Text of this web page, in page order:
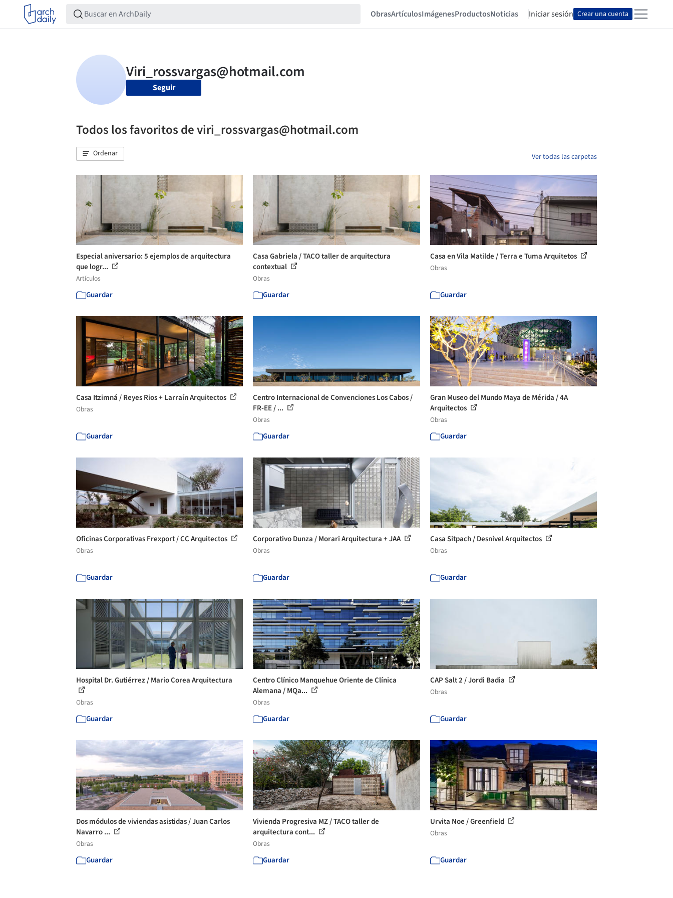
ObrasArtículosImágenesProductosNoticias Iniciar sesión Crear una cuenta
Seguir
Todos los favoritos de viri_rossvargas@hotmail.com
Ordenar Ver todas las carpetas
Especial aniversario: 5 ejemplos de arquitectura
que logr...
Artículos
Guardar
Casa Gabriela / TACO taller de arquitectura
contextual
Obras
Guardar
Casa en Vila Matilde / Terra e Tuma Arquitetos
Obras
Guardar
Casa Itzimná / Reyes Rios + Larraín Arquitectos
Obras
Guardar
Centro Internacional de Convenciones Los Cabos /
FR-EE / ...
Obras
Guardar
Gran Museo del Mundo Maya de Mérida / 4A
Arquitectos
Obras
Guardar
Oficinas Corporativas Frexport / CC Arquitectos
Obras
Guardar
Corporativo Dunza / Morari Arquitectura + JAA
Obras
Guardar
Casa Sitpach / Desnivel Arquitectos
Obras
Guardar
Hospital Dr. Gutiérrez / Mario Corea Arquitectura
Obras
Guardar
Centro Clínico Manquehue Oriente de Clínica
Alemana / MQa...
Obras
Guardar
CAP Salt 2 / Jordi Badia
Obras
Guardar
Dos módulos de viviendas asistidas / Juan Carlos
Navarro ...
Obras
Guardar
Vivienda Progresiva MZ / TACO taller de
arquitectura cont...
Obras
Guardar
Urvita Noe / Greenfield
Obras
Guardar